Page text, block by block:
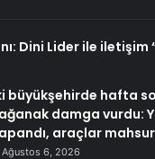
Dini Lider ile iletişim
büyükşehirde hafta
damga vurdu:
araçlar mahsur
Ağustos 6, 2026